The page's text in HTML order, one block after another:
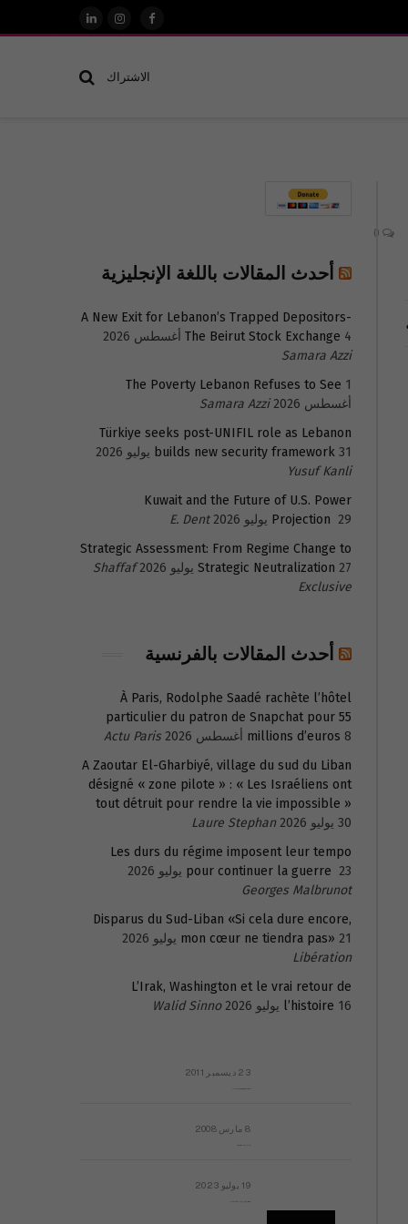
فيسبوكالانستغرام
لينكدإن
الاشتراك
أحدث المقالات باللغة الإنجليزية
A New Exit for Lebanon’s Trapped Depositors-
The Beirut Stock Exchange 4 أغسطس 2026
Samara Azzi
The Poverty Lebanon Refuses to See 1
أغسطس 2026
Samara Azzi
Türkiye seeks post-UNIFIL role as Lebanon
builds new security framework 31 يوليو 2026
Yusuf Kanli
Kuwait and the Future of U.S. Power
Projection 29 يوليو 2026
E. Dent
Strategic Assessment: From Regime Change to
Strategic Neutralization 27 يوليو 2026
Shaffaf
Exclusive
أحدث المقالات بالفرنسية
À Paris, Rodolphe Saadé rachète l’hôtel
particulier du patron de Snapchat pour 55
millions d’euros 8 أغسطس 2026
Actu Paris
A Zaoutar El-Gharbiyé, village du sud du Liban
désigné « zone pilote » : « Les Israéliens ont
tout détruit pour rendre la vie impossible »
30 يوليو 2026
Laure Stephan
Les durs du régime imposent leur tempo
pour continuer la guerre 23 يوليو 2026
Georges Malbrunot
Disparus du Sud-Liban «Si cela dure encore,
mon cœur ne tiendra pas» 21 يوليو 2026
Libération
L’Irak, Washington et le vrai retour de
l’histoire 16 يوليو 2026 Walid Sinno
23 ديسمبر 2011
8 مارس 2008
19 يوليو 2023